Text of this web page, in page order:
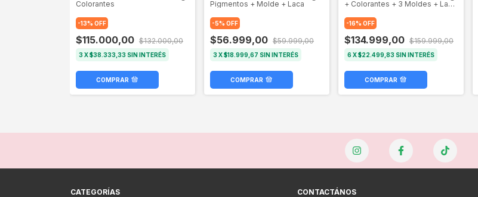
Colorantes
-13% OFF
$115.000,00 $132.000,00
3X$38.333,33 SIN INTERÉS
COMPRAR
Pigmentos + Molde + Laca
-5% OFF
$56.999,00 $59.999,00
3X$18.999,67 SIN INTERÉS
COMPRAR
+ Colorantes + 3 Moldes + Laca
-16% OFF
$134.999,00 $159.999,00
6X$22.499,83 SIN INTERÉS
COMPRAR
CATEGORÍAS CONTACTÁNOS